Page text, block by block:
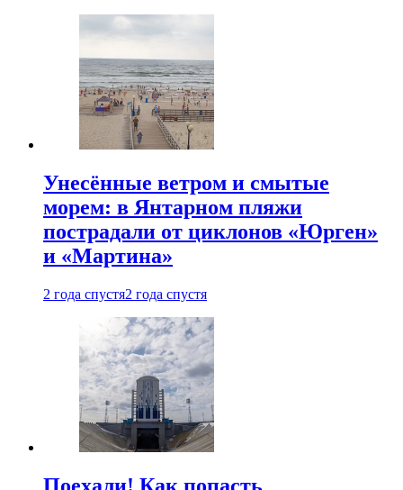
Унесённые ветром и смытые
морем: в Янтарном пляжи
пострадали от циклонов «Юрген»
и «Мартина»
2 года спустя2 года спустя
Поехали! Как попасть